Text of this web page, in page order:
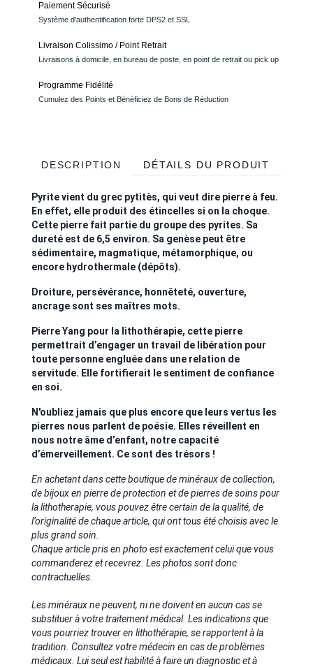
Paiement Sécurisé
Système d'authentification forte DPS2 et SSL
Livraison Colissimo / Point Retrait
Livraisons à domicile, en bureau de poste, en point de retrait ou pick up
Programme Fidélité
Cumulez des Points et Bénéficiez de Bons de Réduction
DESCRIPTION DÉTAILS DU PRODUIT
Pyrite vient du grec pytitès, qui veut dire pierre à feu.
En effet, elle produit des étincelles si on la choque.
Cette pierre fait partie du groupe des pyrites. Sa
dureté est de 6,5 environ. Sa genèse peut être
sédimentaire, magmatique, métamorphique, ou
encore hydrothermale (dépôts).
Droiture, persévérance, honnêteté, ouverture,
ancrage sont ses maîtres mots.
Pierre Yang pour la lithothérapie, cette pierre
permettrait d’engager un travail de libération pour
toute personne engluée dans une relation de
servitude. Elle fortifierait le sentiment de confiance
en soi.
N'oubliez jamais que plus encore que leurs vertus les
pierres nous parlent de poésie. Elles réveillent en
nous notre âme d’enfant, notre capacité
d’émerveillement. Ce sont des trésors !
En achetant dans cette boutique de minéraux de collection,
de bijoux en pierre de protection et de pierres de soins pour
la lithotherapie, vous pouvez être certain de la qualité, de
l’originalité de chaque article, qui ont tous été choisis avec le
plus grand soin.
Chaque article pris en photo est exactement celui que vous
commanderez et recevrez. Les photos sont donc
contractuelles.
Les minéraux ne peuvent, ni ne doivent en aucun cas se
substituer à votre traitement médical. Les indications que
vous pourriez trouver en lithothérapie, se rapportent à la
tradition. Consultez votre médecin en cas de problèmes
médicaux. Lui seul est habilité à faire un diagnostic et à